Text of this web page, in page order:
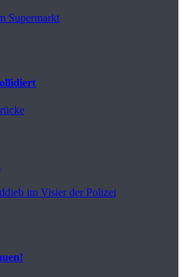
Supermarkt
im Visier der Polizei